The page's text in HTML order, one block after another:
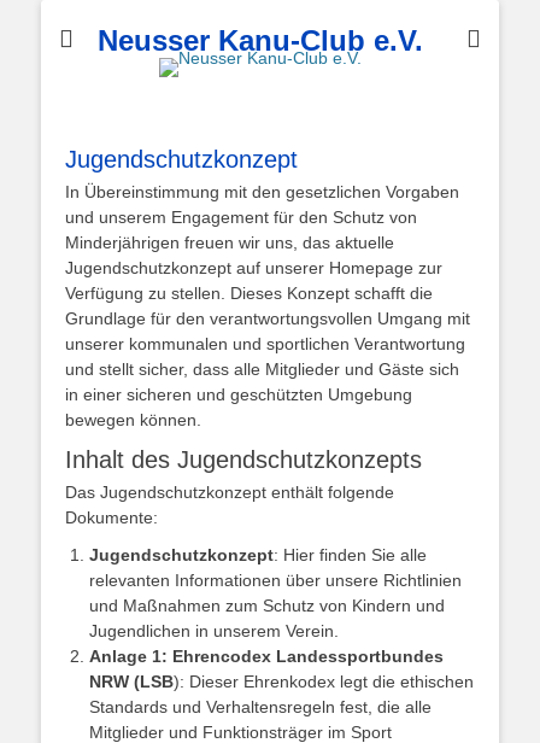
Neusser Kanu-Club e.V.
Jugendschutzkonzept
In Übereinstimmung mit den gesetzlichen Vorgaben
und unserem Engagement für den Schutz von
Minderjährigen freuen wir uns, das aktuelle
Jugendschutzkonzept auf unserer Homepage zur
Verfügung zu stellen. Dieses Konzept schafft die
Grundlage für den verantwortungsvollen Umgang mit
unserer kommunalen und sportlichen Verantwortung
und stellt sicher, dass alle Mitglieder und Gäste sich
in einer sicheren und geschützten Umgebung
bewegen können.
Inhalt des Jugendschutzkonzepts
Das Jugendschutzkonzept enthält folgende
Dokumente:
Jugendschutzkonzept: Hier finden Sie alle
relevanten Informationen über unsere Richtlinien
und Maßnahmen zum Schutz von Kindern und
Jugendlichen in unserem Verein.
Anlage 1: Ehrencodex Landessportbundes
NRW (LSB): Dieser Ehrenkodex legt die ethischen
Standards und Verhaltensregeln fest, die alle
Mitglieder und Funktionsträger im Sport